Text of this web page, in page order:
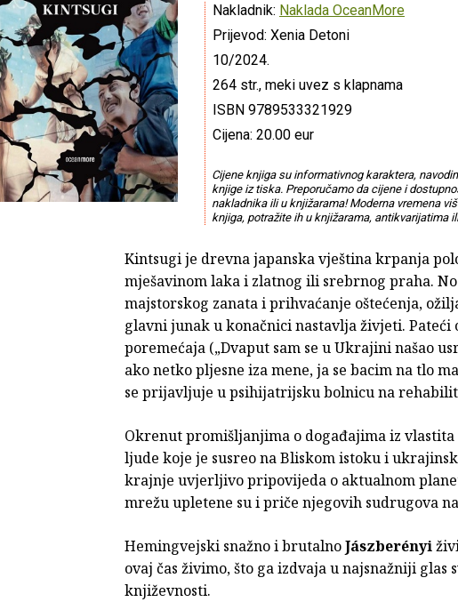
Nakladnik: Naklada OceanMore
Prijevod: Xenia Detoni
10/2024.
264 str., meki uvez s klapnama
ISBN 9789533321929
Cijena: 20.00 eur
Cijene knjiga su informativnog karaktera,
knjige iz tiska. Preporučamo da cijene i
nakladnika ili u knjižarama! Moderna vremena
knjiga, potražite ih u knjižarama, antikvarijatima
Kintsugi je drevna japanska vještina krpanja
mješavinom laka i zlatnog ili srebrnog praha.
majstorskog zanata i prihvaćanje oštećenja,
glavni junak u konačnici nastavlja živjeti. Pateći
poremećaja („Dvaput sam se u Ukrajini našao
ako netko pljesne iza mene, ja se bacim na tlo
se prijavljuje u psihijatrijsku bolnicu na
Okrenut promišljanjima o događajima iz
ljude koje je susreo na Bliskom istoku i
krajnje uvjerljivo pripovijeda o aktualnom
mrežu upletene su i priče njegovih sudrugova
Hemingvejski snažno i brutalnoJászberényi
ovaj čas živimo, što ga izdvaja u najsnažniji glas
književnosti.